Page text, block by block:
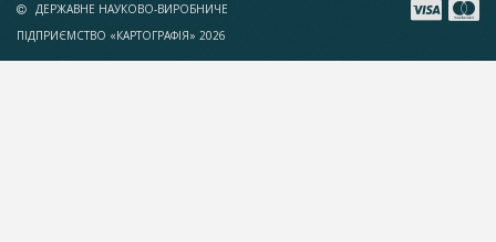
ДЕРЖАВНЕ НАУКОВО-ВИРОБНИЧЕ
ПІДПРИЄМСТВО «КАРТОГРАФІЯ» 2026